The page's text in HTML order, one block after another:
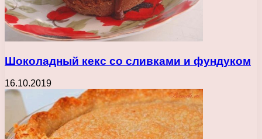
Шоколадный кекс со сливками и фундуком
16.10.2019